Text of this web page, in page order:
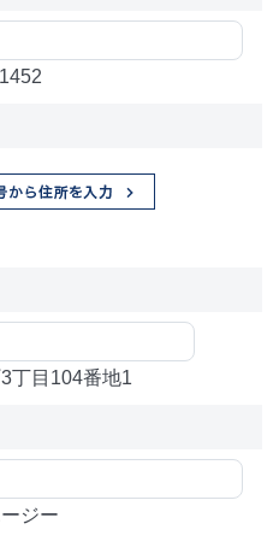
丁目104番地1
ジー